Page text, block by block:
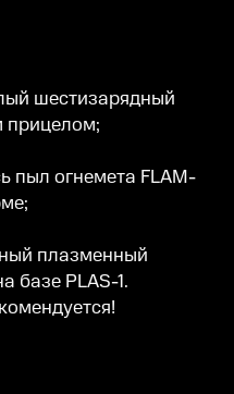
шестизарядный
прицелом;
пыл огнемета FLAM-
плазменный
базе PLAS-1.